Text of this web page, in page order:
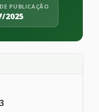
PUBLICAÇÃO
2025